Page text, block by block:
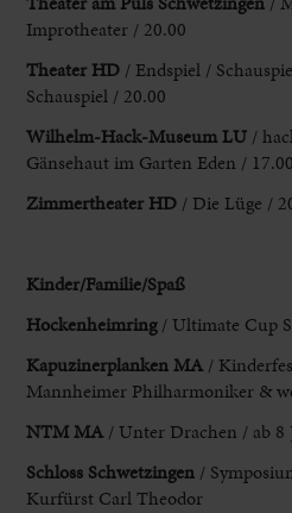
Improtheater / 20.00
Theater HD / Endspiel /
Schauspiel / 20.00
Wilhelm-Hack-Museum LU /
Gänsehautim Garten Eden / 17.00
Zimmertheater HD / Die Lüge /
Kinder/Familie/Spaß
Hockenheimring / Ultimate Cup
Kapuzinerplanken MA /
Mannheimer Philharmoniker &
NTM MA / Unter Drachen / ab 8
Schloss Schwetzingen /
Kurfürst Carl Theodor